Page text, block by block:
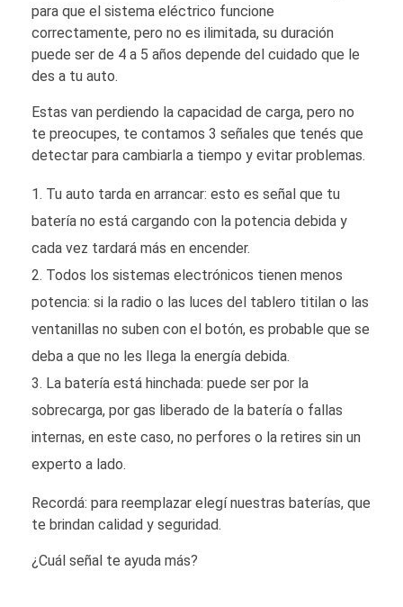
para que el sistema eléctrico funcione
correctamente, pero no es ilimitada, su duración
puede ser de 4 a 5 años depende del cuidado que le
des a tu auto.
Estas van perdiendo la capacidad de carga, pero no
te preocupes, te contamos 3 señales que tenés que
detectar para cambiarla a tiempo y evitar problemas.
Tu auto tarda en arrancar: esto es señal que tu
batería no está cargando con la potencia debida y
cada vez tardará más en encender.
Todos los sistemas electrónicos tienen menos
potencia: si la radio o las luces del tablero titilan o las
ventanillas no suben con el botón, es probable que se
deba a que no les llega la energía debida.
La batería está hinchada: puede ser por la
sobrecarga, por gas liberado de la batería o fallas
internas, en este caso, no perfores o la retires sin un
experto a lado.
Recordá: para reemplazar elegí nuestras baterías, que
te brindan calidad y seguridad.
¿Cuál señal te ayuda más?